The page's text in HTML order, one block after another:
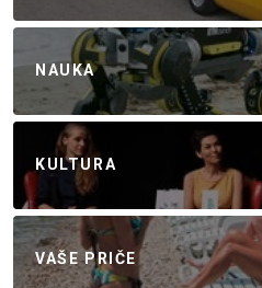
NAUKA
KULTURA
VAŠE PRIČE